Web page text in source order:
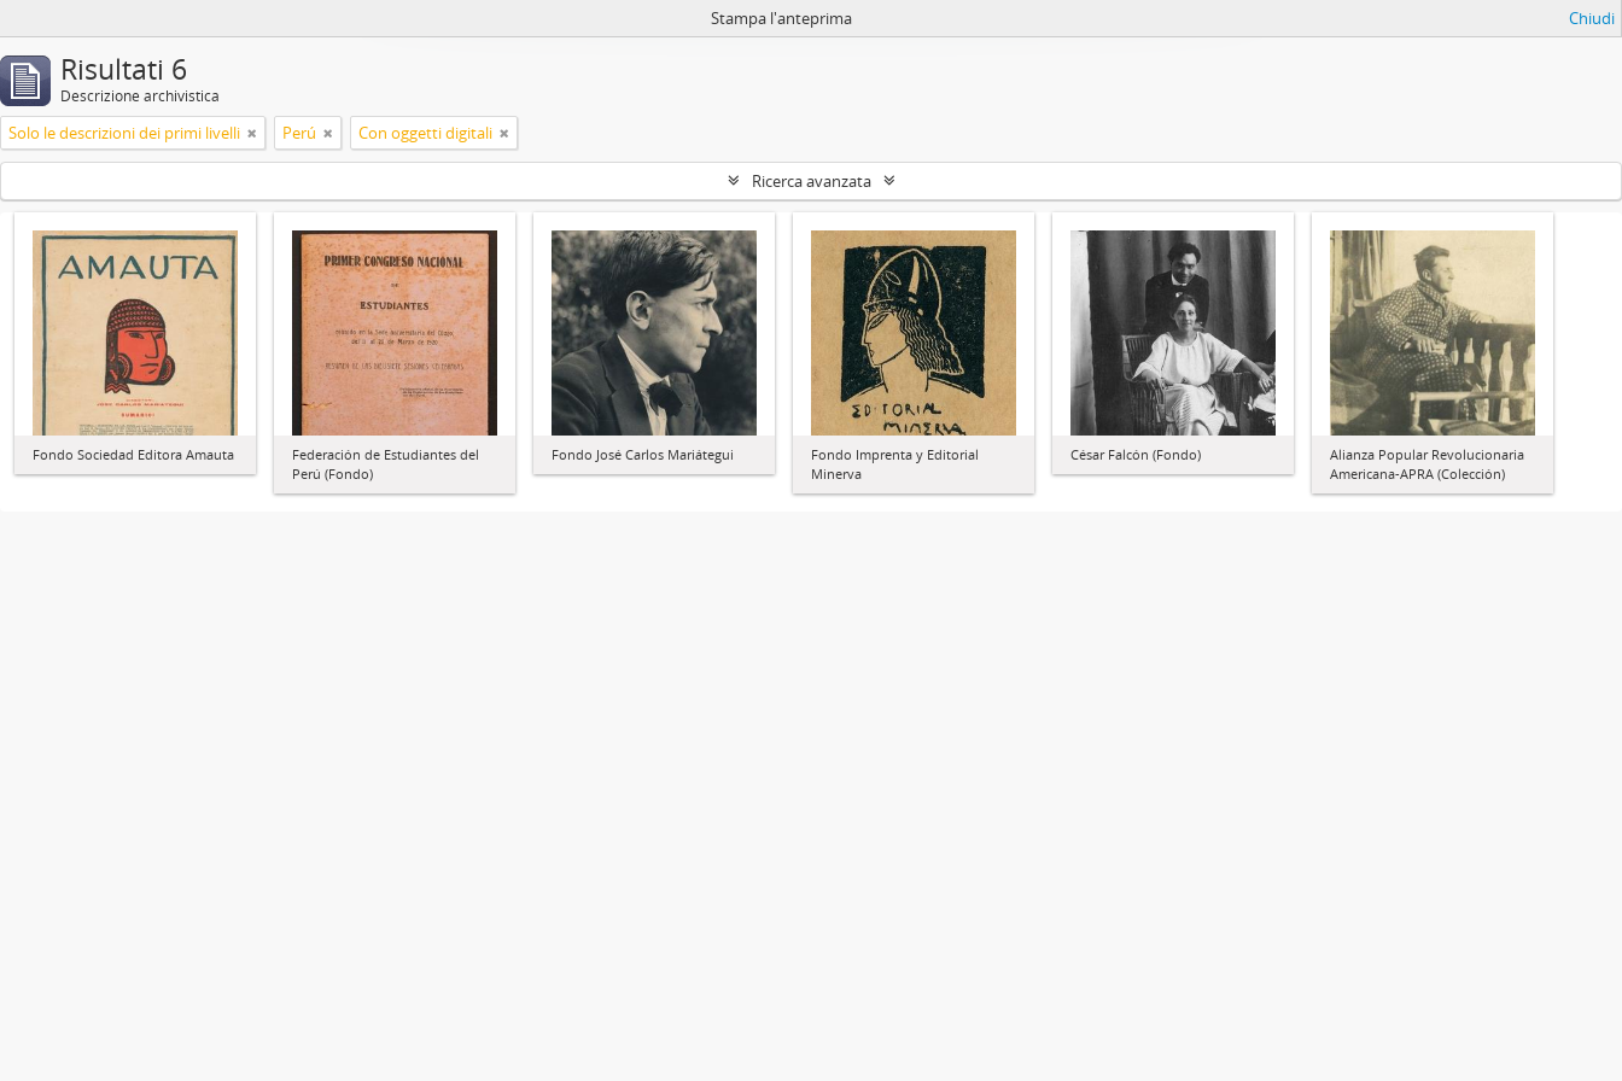
Stampa l'anteprima Chiudi
Risultati 6
Descrizione archivistica
Solo le descrizioni dei primi livelli Perú Con oggetti digitali
Ricerca avanzata
Fondo Sociedad Editora Amauta
Federación de Estudiantes del
Perú (Fondo)
Fondo José Carlos Mariátegui
Fondo Imprenta y Editorial
Minerva
César Falcón (Fondo)
Alianza Popular Revolucionaria
Americana-APRA (Colección)